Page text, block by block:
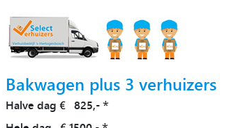
Bakwagen plus 3 verhuizers
Halve dag € 825,-*